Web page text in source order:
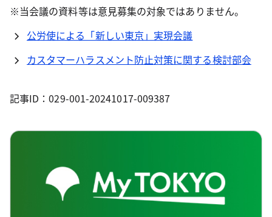
※当会議の資料等は意見募集の対象ではありません。
公労使による「新しい東京」実現会議
カスタマーハラスメント防止対策に関する検討部会
記事ID：029-001-20241017-009387